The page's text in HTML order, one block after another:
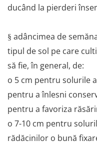
ducând la pierderi
§ adâncimea de
tipul de sol pe care
să fie, în general, de:
o 5 cm pentru solurile
pentru a înlesni
pentru a favoriza
o 7-10 cm pentru
rădăcinilor o bună